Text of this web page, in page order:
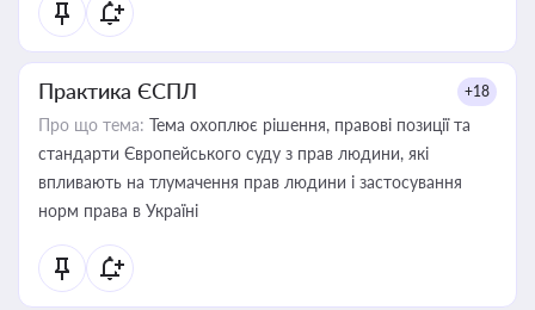
Практика ЄСПЛ +18
Про що тема: Тема охоплює рішення, правові позиції та
стандарти Європейського суду з прав людини, які
впливають на тлумачення прав людини і застосування
норм права в Україні